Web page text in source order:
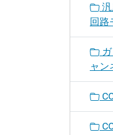
回路
ャン